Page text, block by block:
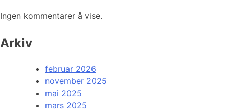
Ingen kommentarer å vise.
Arkiv
februar 2026
november 2025
mai 2025
mars 2025